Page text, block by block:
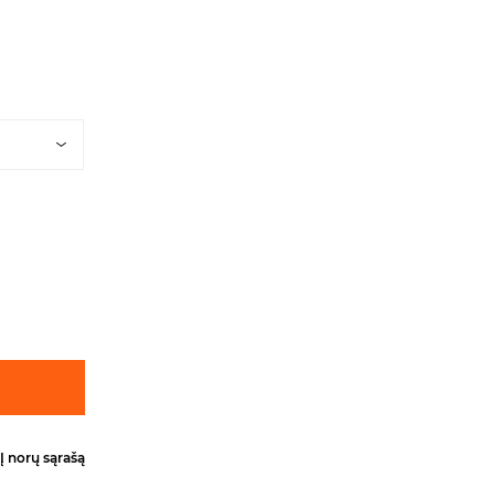
Į norų sąrašą